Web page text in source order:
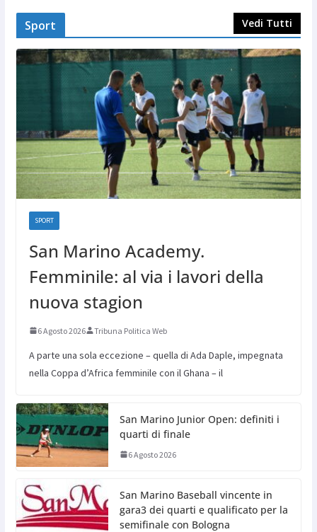
Sport Vedi Tutti
SPORT
San Marino Academy.
Femminile: al via i lavori della
nuova stagion
6 Agosto 2026 Tribuna Politica Web
A parte una sola eccezione – quella di Ada Daple, impegnata
nella Coppa d’Africa femminile con il Ghana – il
San Marino Junior Open: definiti i
quarti di finale
6 Agosto 2026
San Marino Baseball vincente in
gara3 dei quarti e qualificato per la
semifinale con Bologna